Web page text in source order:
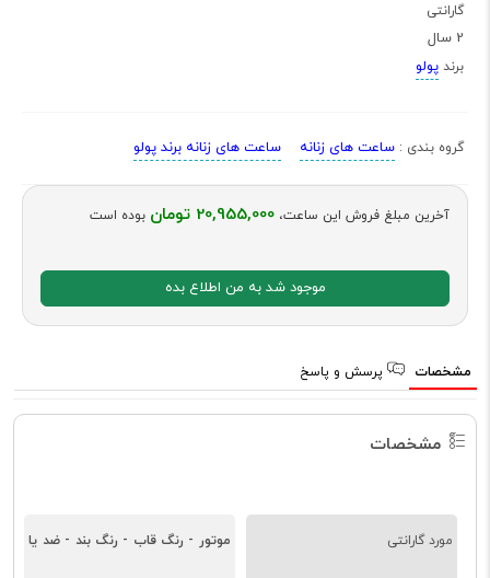
گارانتی
2 سال
برند پولو
گروه بندی : ساعت های زنانه ساعت های زنانه برند پولو
آخرین مبلغ فروش این ساعت، 20,955,000 تومان بوده است
موجود شد به من اطلاع بده
مشخصات پرسش و پاسخ
مشخصات
مورد گارانتی موتور - رنگ قاب - رنگ بند - ضد یا